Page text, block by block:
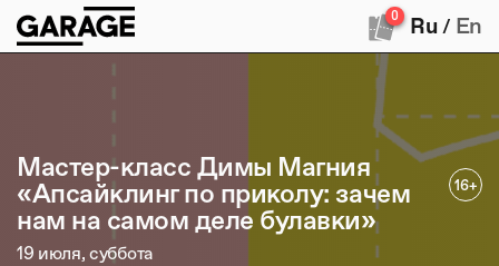
0 Ru / En
Мастер-класс Димы Магния
«Апсайклинг по приколу: зачем
нам на самом деле булавки»
16+
19 июля, суббота